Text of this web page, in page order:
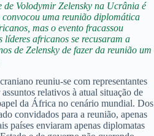
de Volodymir Zelensky na Ucrânia é
uma reunião diplomática
mas o evento fracassou
líderes africanos se recusaram a
de Zelensky de fazer da reunião um
reuniu-se com representantes
relativos à atual situação de
da África no cenário mundial. Dos
convidados para a reunião, apenas
países enviaram apenas diplomatas